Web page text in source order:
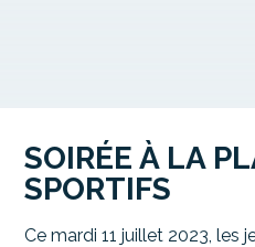
SOIRÉE À LA
SPORTIFS
Ce mardi 11 juillet 2023, les